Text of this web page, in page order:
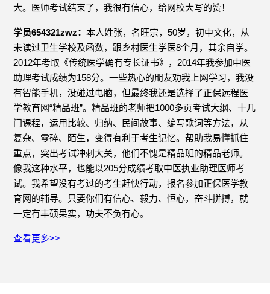
大。医师考试结束了，我很有信心，给网校大写的赞！
学员654321zwz：本人姓张，名旺宗，50岁，初中文化，从
未读过卫生学校及函数，跟乡村医生学医8个月，其余自学。
2012年考取《传统医学确有专长证书》，2014年我参加中医
助理考试成绩为158分。一些热心的朋友劝我上网学习，我没
有智能手机，没碰过电脑，但最终我还是选择了正保远程医
学教育网“精品班”。精品班的老师把1000多页考试大纲、十几
门课程，运用比较、归纳、民间故事、编写歌词等方法，从
复杂、零碎、陌生，变得有利于考生记忆。帮助我易懂抓住
重点，突出考试冲刺大关，他们不愧是精品班的精品老师。
像我这种水平，也能以205分成绩考取中医执业助理医师考
试。我希望没有考过的考生赶快行动，报名参加正保医学教
育网的辅导。只要你们有信心、毅力、恒心，奋斗拼搏，就
一定有丰硕果实，功夫不负有心。
查看更多>>